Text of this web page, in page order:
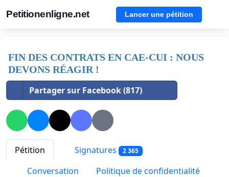
Petitionenligne.net Lancer une pétition
FIN DES CONTRATS EN CAE-CUI : NOUS
DEVONS RÉAGIR !
Partager sur Facebook (817)
Pétition Signatures 2 365
Conversation Politique de confidentialité